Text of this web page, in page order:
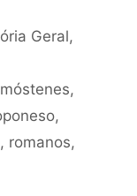
Geral,
,
,
, romanos,